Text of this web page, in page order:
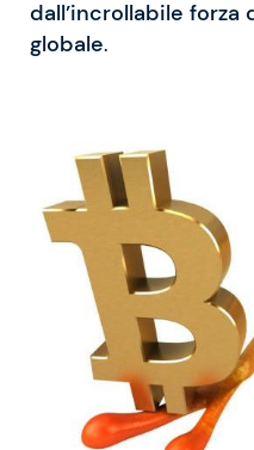
dall’incrollabile forza
globale.